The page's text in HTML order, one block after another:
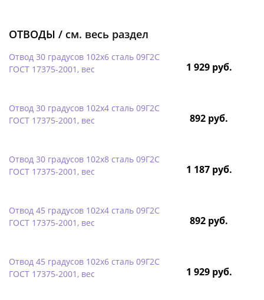
ОТВОДЫ / см. весь раздел
Отвод 30 градусов 102х6 сталь 09Г2С
ГОСТ 17375-2001, вес
1 929 руб.
Отвод 30 градусов 102х4 сталь 09Г2С
ГОСТ 17375-2001, вес
892 руб.
Отвод 30 градусов 102х8 сталь 09Г2С
ГОСТ 17375-2001, вес
1 187 руб.
Отвод 45 градусов 102х4 сталь 09Г2С
ГОСТ 17375-2001, вес
892 руб.
Отвод 45 градусов 102х6 сталь 09Г2С
ГОСТ 17375-2001, вес
1 929 руб.